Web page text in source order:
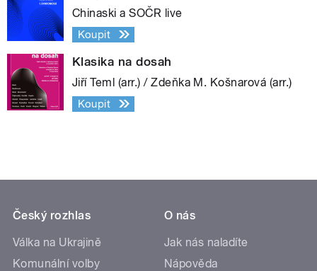
Chinaski a SOČR live
Koupit
Klasika na dosah
Jiří Teml (arr.) / Zdeňka M. Košnarová (arr.)
Koupit
Český rozhlas
Válka na Ukrajině
Komunální volby
O nás
Jak nás naladíte
Nápověda